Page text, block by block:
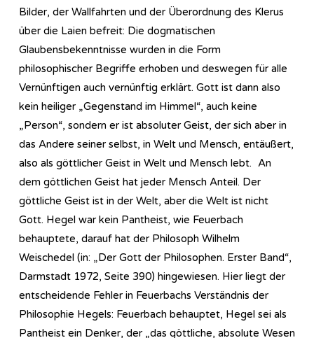
Bilder, der Wallfahrten und der Überordnung des Klerus
über die Laien befreit: Die dogmatischen
Glaubensbekenntnisse wurden in die Form
philosophischer Begriffe erhoben und deswegen für alle
Vernünftigen auch vernünftig erklärt. Gott ist dann also
kein heiliger „Gegenstand im Himmel“, auch keine
„Person“, sondern er ist absoluter Geist, der sich aber in
das Andere seiner selbst, in Welt und Mensch, entäußert,
also als göttlicher Geist in Welt und Mensch lebt. An
dem göttlichen Geist hat jeder Mensch Anteil. Der
göttliche Geist ist in der Welt, aber die Welt ist nicht
Gott. Hegel war kein Pantheist, wie Feuerbach
behauptete, darauf hat der Philosoph Wilhelm
Weischedel (in: „Der Gott der Philosophen. Erster Band“,
Darmstadt 1972, Seite 390) hingewiesen. Hier liegt der
entscheidende Fehler in Feuerbachs Verständnis der
Philosophie Hegels: Feuerbach behauptet, Hegel sei als
Pantheist ein Denker, der „das göttliche, absolute Wesen